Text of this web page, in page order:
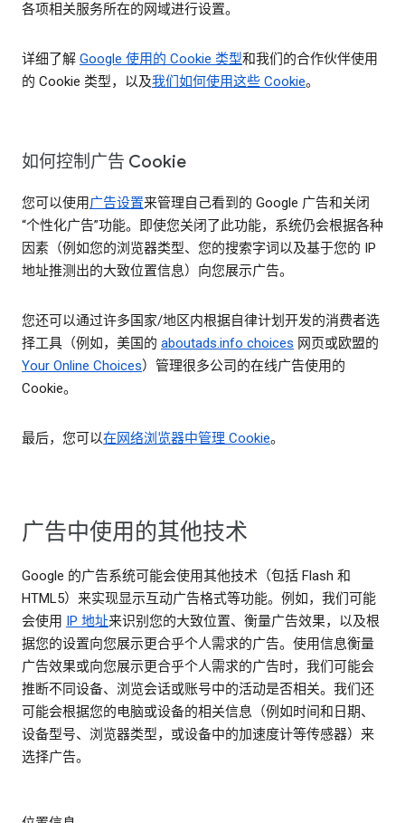
各项相关服务所在的网域进行设置。
详细了解 Google 使用的 Cookie 类型和我们的合作伙伴使用
的 Cookie 类型，以及我们如何使用这些 Cookie。
如何控制广告 Cookie
您可以使用广告设置来管理自己看到的 Google 广告和关闭
“个性化广告”功能。即使您关闭了此功能，系统仍会根据各种
因素（例如您的浏览器类型、您的搜索字词以及基于您的 IP
地址推测出的大致位置信息）向您展示广告。
您还可以通过许多国家/地区内根据自律计划开发的消费者选
择工具（例如，美国的 aboutads.info choices 网页或欧盟的
Your Online Choices）管理很多公司的在线广告使用的
Cookie。
最后，您可以在网络浏览器中管理 Cookie。
广告中使用的其他技术
Google 的广告系统可能会使用其他技术（包括 Flash 和
HTML5）来实现显示互动广告格式等功能。例如，我们可能
会使用 IP 地址来识别您的大致位置、衡量广告效果，以及根
据您的设置向您展示更合乎个人需求的广告。使用信息衡量
广告效果或向您展示更合乎个人需求的广告时，我们可能会
推断不同设备、浏览会话或账号中的活动是否相关。我们还
可能会根据您的电脑或设备的相关信息（例如时间和日期、
设备型号、浏览器类型，或设备中的加速度计等传感器）来
选择广告。